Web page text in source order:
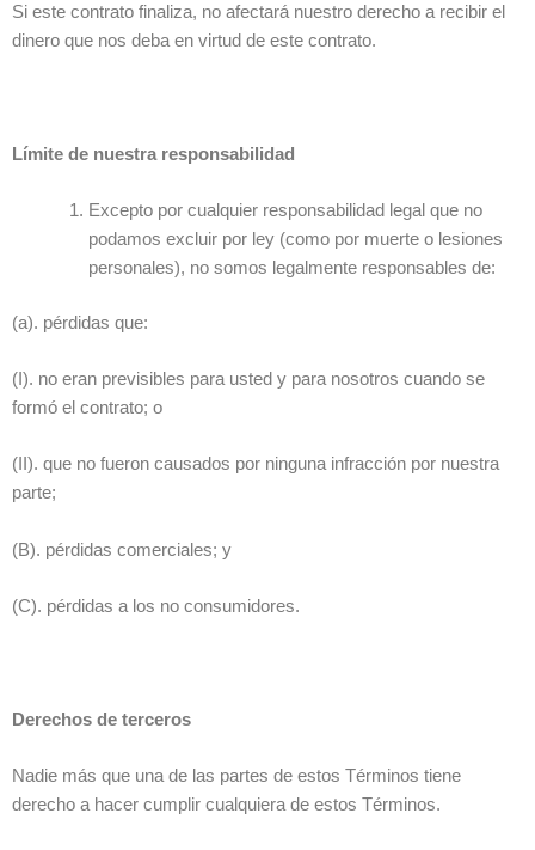
Si este contrato finaliza, no afectará nuestro derecho a recibir el
dinero que nos deba en virtud de este contrato.
Límite de nuestra responsabilidad
Excepto por cualquier responsabilidad legal que no
podamos excluir por ley (como por muerte o lesiones
personales), no somos legalmente responsables de:
(a). pérdidas que:
(I). no eran previsibles para usted y para nosotros cuando se
formó el contrato; o
(II). que no fueron causados por ninguna infracción por nuestra
parte;
(B). pérdidas comerciales; y
(C). pérdidas a los no consumidores.
Derechos de terceros
Nadie más que una de las partes de estos Términos tiene
derecho a hacer cumplir cualquiera de estos Términos.